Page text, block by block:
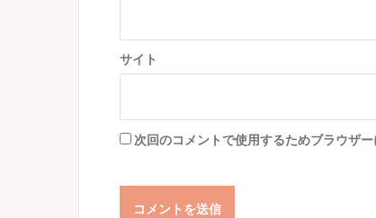
サイト
次回のコメントで使用するためブラウザ